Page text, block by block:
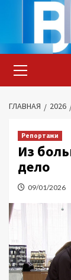
содержимому
меню
ГЛАВНАЯ 2026
Репортажи
Из
дело
09/01/2026